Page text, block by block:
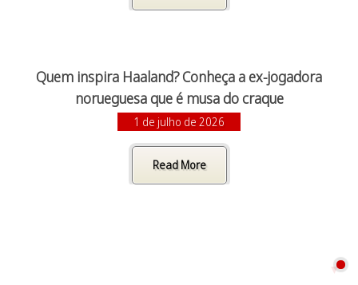
Quem inspira Haaland? Conheça a ex-jogadora
norueguesa que é musa do craque
1 de julho de 2026
Read More